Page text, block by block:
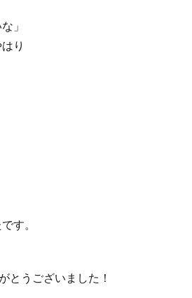
」
り
す。
とうございました！